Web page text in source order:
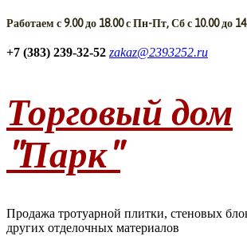
Работаем с 9.00 до 18.00 с Пн-Пт, Сб с 10.00 до
+7 (383) 239-32-52 zakaz@2393252.ru
Торговый дом
"Парк"
Продажа тротуарной плитки, стеновых
других отделочных материалов